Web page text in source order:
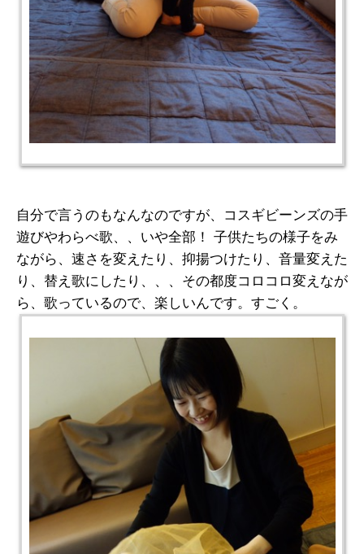
自分で言うのもなんなのですが、コスギビーンズの手
遊びやわらべ歌、、いや全部！ 子供たちの様子をみ
ながら、速さを変えたり、抑揚つけたり、音量変えた
り、替え歌にしたり、、、その都度コロコロ変えなが
ら、歌っているので、楽しいんです。すごく。